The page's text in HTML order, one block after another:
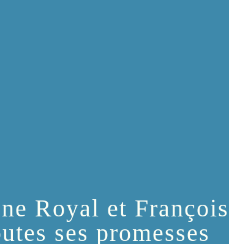
Royal et François
ses promesses